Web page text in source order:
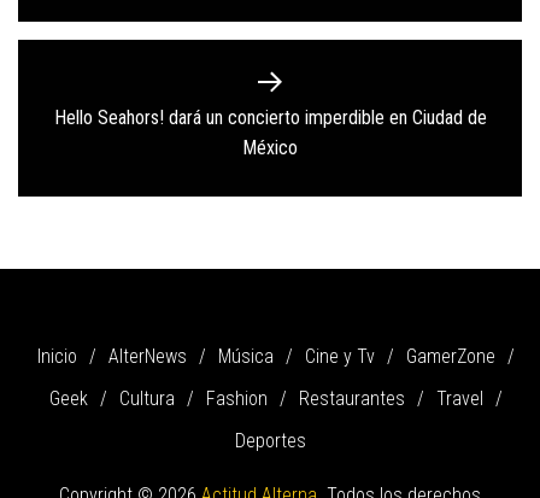
Next
post:
Hello Seahors! dará un concierto imperdible en Ciudad de
México
Inicio AlterNews Música Cine y Tv
GamerZone
Geek
Cultura Fashion Restaurantes
Travel
Deportes